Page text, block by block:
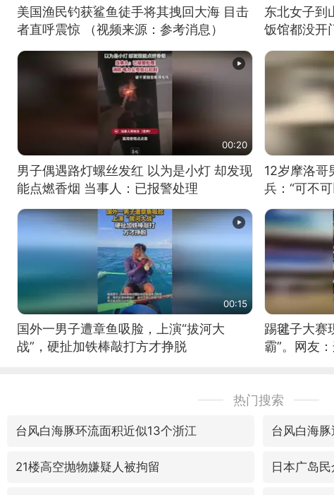
美国渔民钓获鲨鱼徒手将其拽回大海 目击
者直呼震惊 （视频来源：参考消息）
东北女子到
饭馆都没开
00:20
男子偶遇路灯螺丝发红 以为是小灯 却发现
能点燃香烟 当事人：已报警处理
12岁摩洛哥
兵：“可不
00:15
国外一男子遭章鱼吸脸，上演“拔河大
战”，硬扯加铁棒敲打方才挣脱
踢毽子大赛
霸”。网友
热门搜索
台风白海豚环流面积近似13个浙江 台风白海
21楼高空抛物嫌疑人被拘留 日本广岛